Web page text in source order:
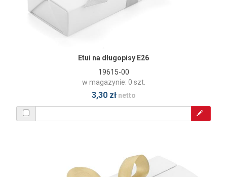
Etui na długopisy E26
19615-00
w magazynie: 0 szt.
3,30 złnetto